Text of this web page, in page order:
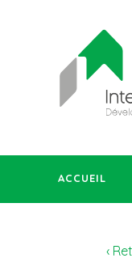
ACCUEIL
‹